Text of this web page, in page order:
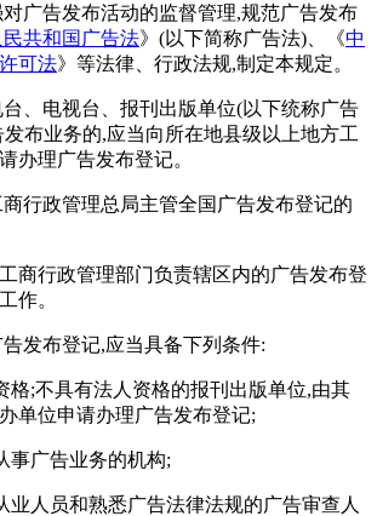
广告发布活动的监督管理,规范广告发布
共和国广告法》(以下简称广告法)、《中
可法》等法律、行政法规,制定本规定。
、电视台、报刊出版单位(以下统称广告
布业务的,应当向所在地县级以上地方工
办理广告发布登记。
行政管理总局主管全国广告发布登记的
商行政管理部门负责辖区内的广告发布登
作。
发布登记,应当具备下列条件:
格;不具有法人资格的报刊出版单位,由其
单位申请办理广告发布登记;
事广告业务的机构;
业人员和熟悉广告法律法规的广告审查人